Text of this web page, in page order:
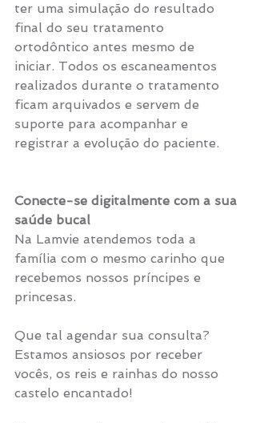
ter uma simulação do resultado
final do seu tratamento
ortodôntico antes mesmo de
iniciar. Todos os escaneamentos
realizados durante o tratamento
ficam arquivados e servem de
suporte para acompanhar e
registrar a evolução do paciente.
Conecte-se digitalmente com a sua
saúde bucal
Na Lamvie atendemos toda a
família com o mesmo carinho que
recebemos nossos príncipes e
princesas.
Que tal agendar sua consulta?
Estamos ansiosos por receber
vocês, os reis e rainhas do nosso
castelo encantado!